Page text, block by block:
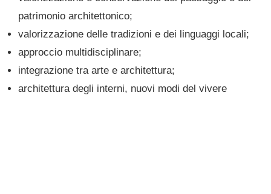
patrimonio architettonico;
valorizzazione delle tradizioni e dei linguaggi locali;
approccio multidisciplinare;
integrazione tra arte e architettura;
architettura degli interni, nuovi modi del vivere